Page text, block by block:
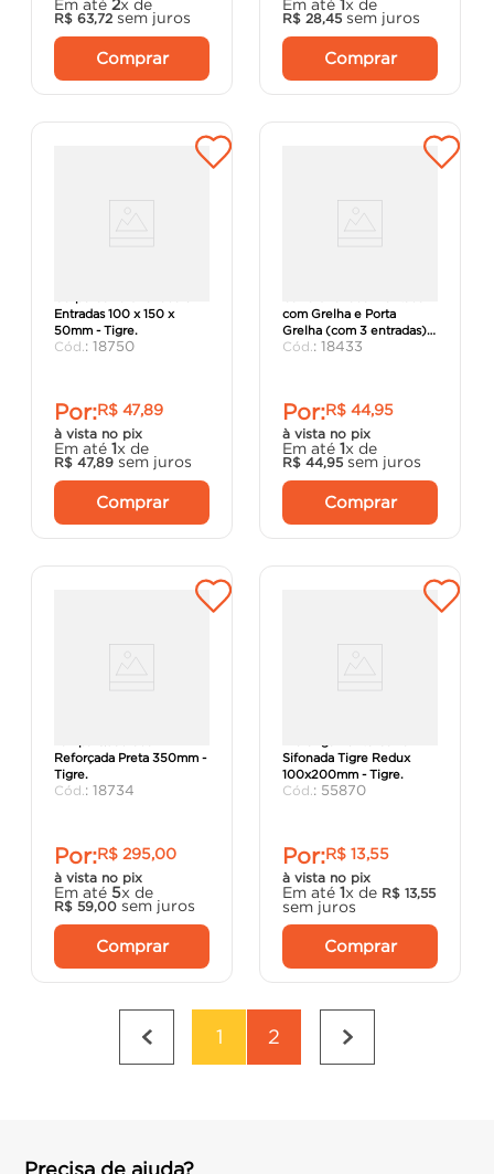
Em até 2x de
R$ 63,72 sem juros
Comprar
Em até 1x de
R$ 28,45 sem juros
Comprar
Entradas 100 x 150 x
50mm - Tigre.
: 18750
Por:R$ 47,89
à vista no pix
Em até 1x de
R$ 47,89 sem juros
Comprar
com Grelha e Porta
Grelha (com 3 entradas)
100 x 100 x 50mm - Tigre.
: 18433
Por:R$ 44,95
à vista no pix
Em até 1x de
R$ 44,95 sem juros
Comprar
Reforçada Preta 350mm -
Tigre.
: 18734
Por:R$ 295,00
à vista no pix
Em até 5x de
R$ 59,00 sem juros
Comprar
Sifonada Tigre Redux
100x200mm - Tigre.
: 55870
Por:R$ 13,55
à vista no pix
Em até 1x de R$ 13,55
sem juros
Comprar
1 2
Precisa de ajuda?